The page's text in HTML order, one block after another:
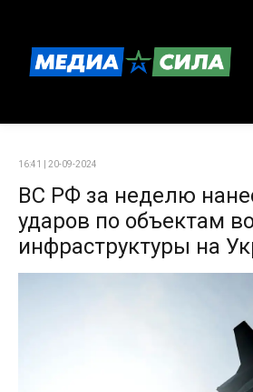
16:41 | 20-09-2024
ВС РФ за неделю
ударов по объектам
инфраструктуры на